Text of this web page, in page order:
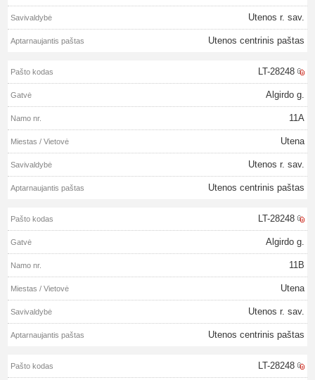
Utenos r. sav.
Utenos centrinis paštas
LT-28248
Algirdo g.
11A
Utena
Utenos r. sav.
Utenos centrinis paštas
LT-28248
Algirdo g.
11B
Utena
Utenos r. sav.
Utenos centrinis paštas
LT-28248